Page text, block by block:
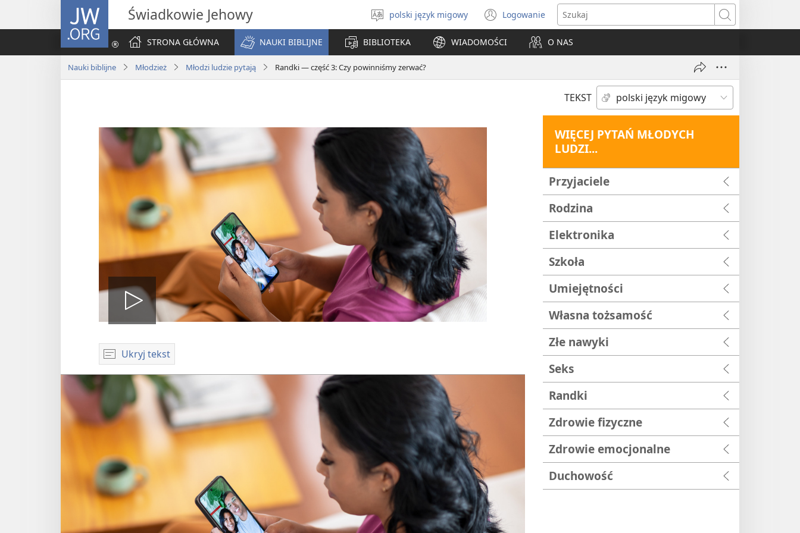
JW.ORG Świadkowie Jehowy
Wybór
języka
polski język migowy Logowanie
(opens
new
window)
Szukaj
STRONA GŁÓWNA
NAUKI BIBLIJNE BIBLIOTEKA WIADOMOŚCI O NAS
Nauki biblijne Młodzież Młodzi ludzie pytają Randki — część 3: Czy powinniśmy zerwać?
TEKST
Odtwórz
wideo
Ukryj tekst
WIĘCEJ PYTAŃ MŁODYCH
LUDZI...
Przyjaciele
Rodzina
Elektronika
Szkoła
Umiejętności
Własna tożsamość
Złe nawyki
Seks
Randki
Zdrowie fizyczne
Zdrowie emocjonalne
Duchowość